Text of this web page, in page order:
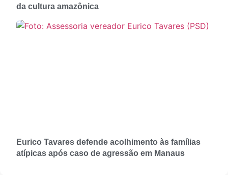
da cultura amazônica
Eurico Tavares defende acolhimento às famílias
atípicas após caso de agressão em Manaus